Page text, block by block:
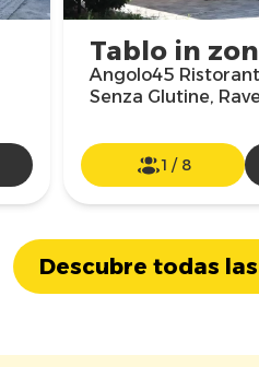
Tablo in
Angolo45
Senza Glutine,
1 / 8
Descubre todas